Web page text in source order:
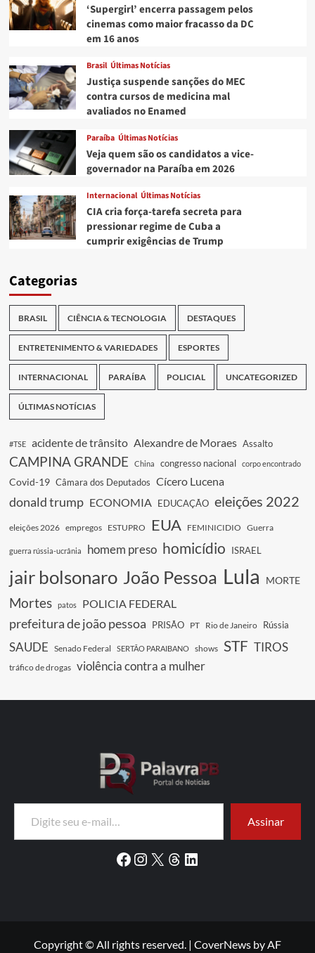
‘Supergirl’ encerra passagem pelos
cinemas como maior fracasso da DC
em 16 anos
Brasil Últimas Notícias
Justiça suspende sanções do MEC
contra cursos de medicina mal
avaliados no Enamed
Paraíba Últimas Notícias
Veja quem são os candidatos a vice-
governador na Paraíba em 2026
Internacional Últimas Notícias
CIA cria força-tarefa secreta para
pressionar regime de Cuba a
cumprir exigências de Trump
Categorias
BRASIL CIÊNCIA & TECNOLOGIA DESTAQUES
ENTRETENIMENTO & VARIEDADES ESPORTES
INTERNACIONAL PARAÍBA POLICIAL UNCATEGORIZED
ÚLTIMAS NOTÍCIAS
#TSE acidente de trânsito Alexandre de Moraes Assalto
CAMPINA GRANDE China congresso nacional corpo encontrado
Covid-19 Câmara dos Deputados Cícero Lucena
donald trump ECONOMIA EDUCAÇÃO eleições 2022
eleições 2026 empregos ESTUPRO EUA FEMINICIDIO Guerra
guerra rússia-ucrânia homem preso homicídio ISRAEL
jair bolsonaro João Pessoa Lula MORTE
Mortes patos POLICIA FEDERAL
prefeitura de joão pessoa PRISÃO PT Rio de Janeiro Rússia
SAUDE Senado Federal SERTÃO PARAIBANO shows STF TIROS
tráfico de drogas violência contra a mulher
Digite seu e-mail…
Assinar
Facebook
Instagram
X Threads
LinkedIn
Copyright © All rights reserved. | CoverNews by AF